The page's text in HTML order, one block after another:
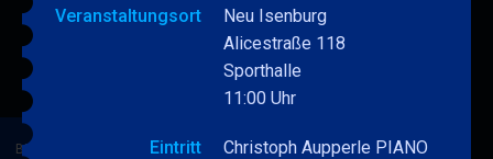
BERRY BLUE & BAND
Veranstaltungsort
Neu Isenburg
Alicestraße 118
Sporthalle
11:00 Uhr
Eintritt
Christoph Aupperle PIANO